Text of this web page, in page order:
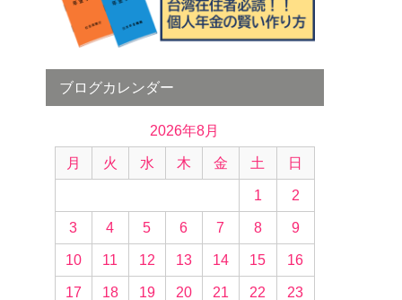
ブログカレンダー
2026年8月
月 火 水 木 金 土 日
1 2
3 4 5 6 7 8 9
10 11 12 13 14 15 16
17 18 19 20 21 22 23